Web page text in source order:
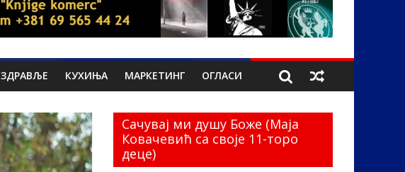
ЗДРАВЉЕ КУХИЊА МАРКЕТИНГ ОГЛАСИ
Сачувај ми душу Боже (Маја
Ковачевић са своје 11-торо
деце)